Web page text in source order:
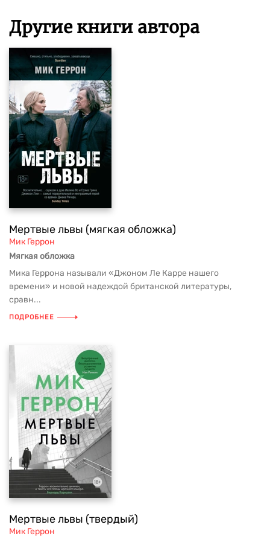
Другие книги автора
Мертвые львы (мягкая обложка)
Мик Геррон
Мягкая обложка
Мика Геррона называли «Джоном Ле Карре нашего
времени» и новой надеждой британской литературы,
сравн...
ПОДРОБНЕЕ
Мертвые львы (твердый)
Мик Геррон